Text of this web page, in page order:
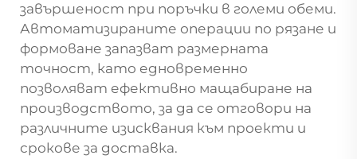
завършеност при поръчки в големи обеми.
Автоматизираните операции по рязане и
формоване запазват размерната
точност, като едновременно
позволяват ефективно мащабиране на
производството, за да се отговори на
различните изисквания към проекти и
срокове за доставка.